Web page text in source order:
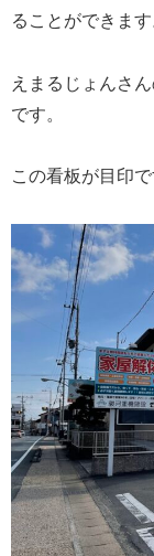
ることができます
えまるじょんさ
です。
この看板が目印